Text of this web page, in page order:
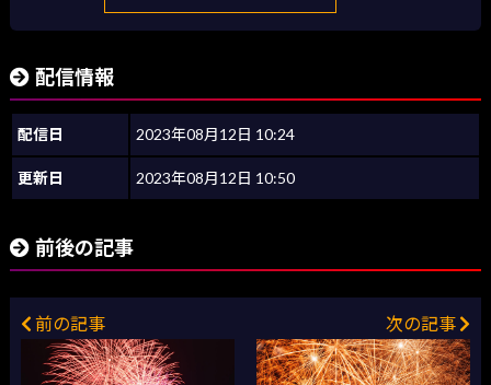
配信情報
配信日 2023年08月12日 10:24
更新日 2023年08月12日 10:50
前後の記事
前の記事 次の記事